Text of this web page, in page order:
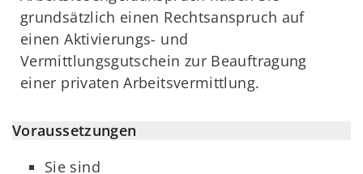
grundsätzlich einen Rechtsanspruch auf
einen Aktivierungs- und
Vermittlungsgutschein zur Beauftragung
einer privaten Arbeitsvermittlung.
Voraussetzungen
Sie sind